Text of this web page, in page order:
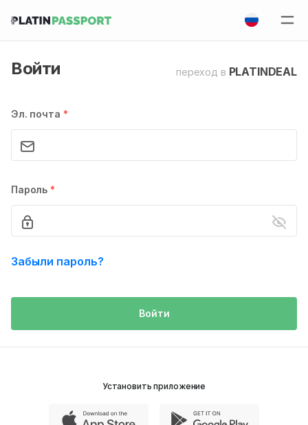
Войти переход в PLATINDEAL
Эл. почта *
Пароль *
Забыли пароль?
Войти
Установить приложение